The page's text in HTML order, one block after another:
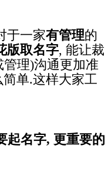
于一家有管理的
版取名字, 能让裁
理)沟通更加准
单.这样大家工
起名字, 更重要的